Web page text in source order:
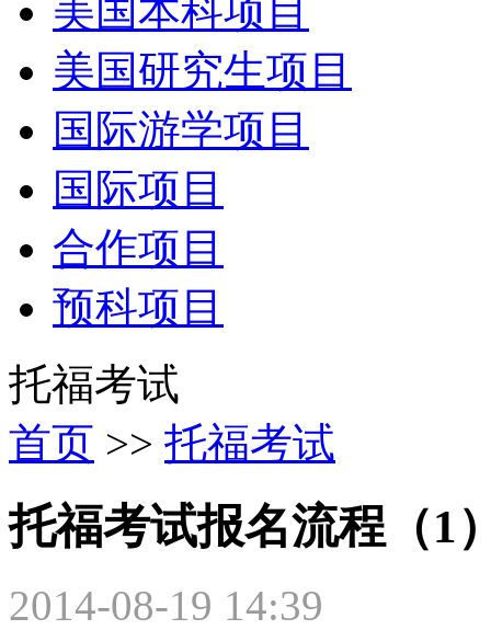
美国本科项目
美国研究生项目
国际游学项目
国际项目
合作项目
预科项目
托福考试
首页 >> 托福考试
托福考试报名流程（1
2014-08-19 14:39